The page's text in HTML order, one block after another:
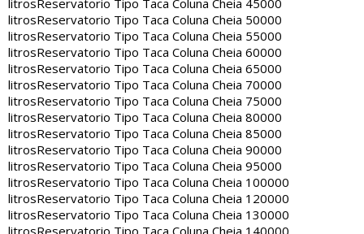
litrosReservatorio Tipo Taca Coluna Cheia 45000
litrosReservatorio Tipo Taca Coluna Cheia 50000
litrosReservatorio Tipo Taca Coluna Cheia 55000
litrosReservatorio Tipo Taca Coluna Cheia 60000
litrosReservatorio Tipo Taca Coluna Cheia 65000
litrosReservatorio Tipo Taca Coluna Cheia 70000
litrosReservatorio Tipo Taca Coluna Cheia 75000
litrosReservatorio Tipo Taca Coluna Cheia 80000
litrosReservatorio Tipo Taca Coluna Cheia 85000
litrosReservatorio Tipo Taca Coluna Cheia 90000
litrosReservatorio Tipo Taca Coluna Cheia 95000
litrosReservatorio Tipo Taca Coluna Cheia 100000
litrosReservatorio Tipo Taca Coluna Cheia 120000
litrosReservatorio Tipo Taca Coluna Cheia 130000